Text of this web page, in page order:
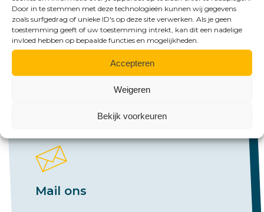
Door in te stemmen met deze technologieën kunnen wij gegevens
zoals surfgedrag of unieke ID's op deze site verwerken. Als je geen
toestemming geeft of uw toestemming intrekt, kan dit een nadelige
invloed hebben op bepaalde functies en mogelijkheden.
Accepteren
Weigeren
Bekijk voorkeuren
Bel ons
Emmen:
+31 (0)591 61 23 77
+31 (0)50 526 65 33
Mail ons